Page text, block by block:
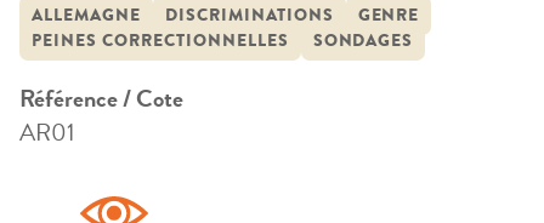
ALLEMAGNE DISCRIMINATIONS
GENRE
PEINES CORRECTIONNELLES
SONDAGES
Référence / Cote
AR01